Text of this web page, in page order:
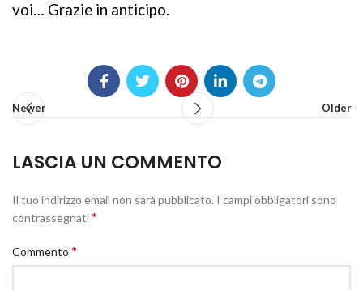
voi… Grazie in anticipo.
Newer Older
LASCIA UN COMMENTO
Il tuo indirizzo email non sarà pubblicato. I campi obbligatori sono
contrassegnati*
Commento *